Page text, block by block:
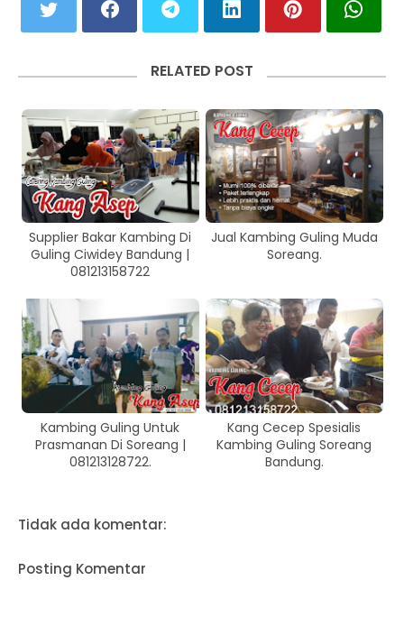
RELATED POST
Supplier Bakar Kambing Di
Guling Ciwidey Bandung |
081213158722
Jual Kambing Guling Muda
Soreang.
Kambing Guling Untuk
Prasmanan Di Soreang |
081213128722.
Kang Cecep Spesialis
Kambing Guling Soreang
Bandung.
Tidak ada komentar:
Posting Komentar